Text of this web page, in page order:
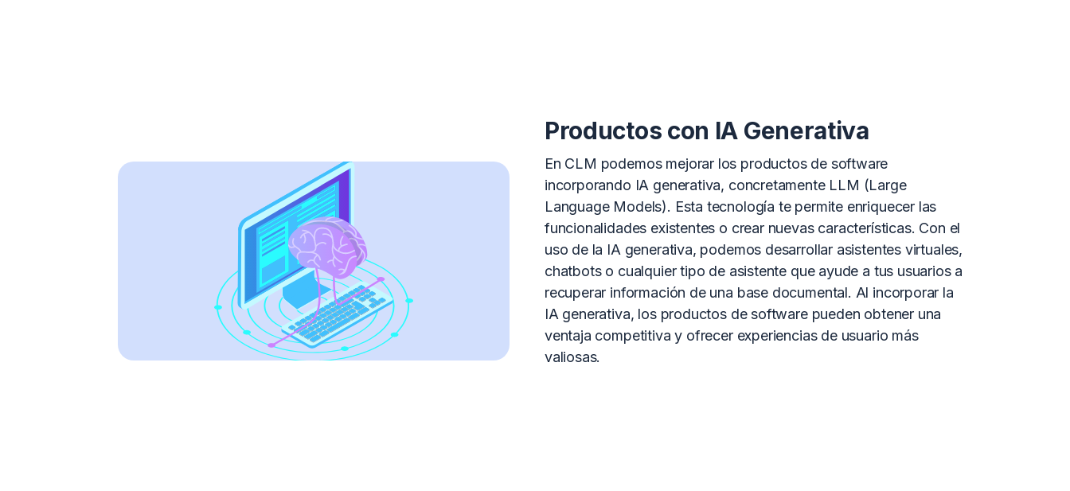
Productos con IA Generativa
En CLM podemos mejorar los productos de software
incorporando IA generativa, concretamente LLM (Large
Language Models). Esta tecnología te permite enriquecer las
funcionalidades existentes o crear nuevas características. Con el
uso de la IA generativa, podemos desarrollar asistentes virtuales,
chatbots o cualquier tipo de asistente que ayude a tus usuarios a
recuperar información de una base documental. Al incorporar la
IA generativa, los productos de software pueden obtener una
ventaja competitiva y ofrecer experiencias de usuario más
valiosas.